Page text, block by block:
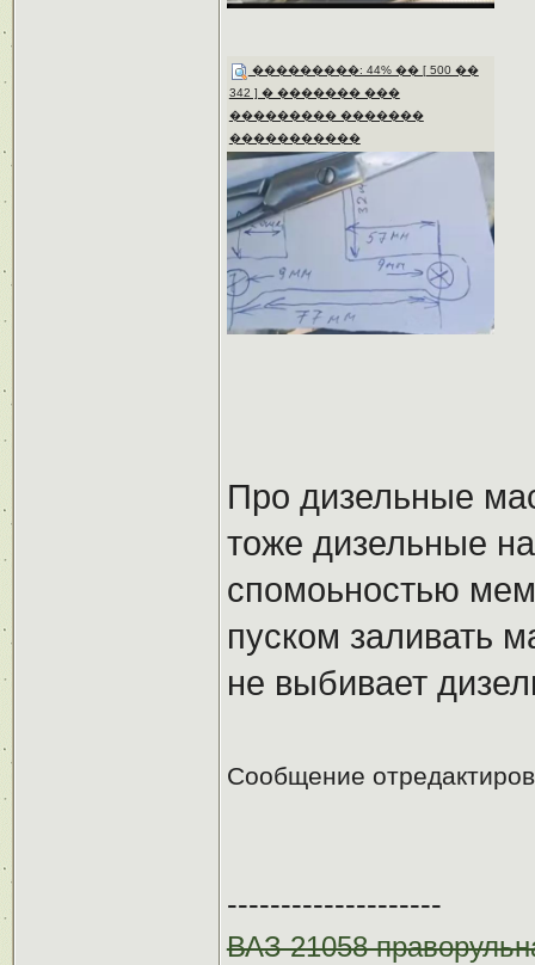
���������: 44% �� [ 500 ��
342 ] � ������� ���
��������� �������
�����������
Про дизельные
тоже дизельные
спомоьностью
пуском заливать
не выбивает
Сообщение
--------------------
ВАЗ 21058